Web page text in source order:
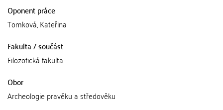
Oponent práce
Tomková, Kateřina
Fakulta / součást
Filozofická fakulta
Obor
Archeologie pravěku a středověku